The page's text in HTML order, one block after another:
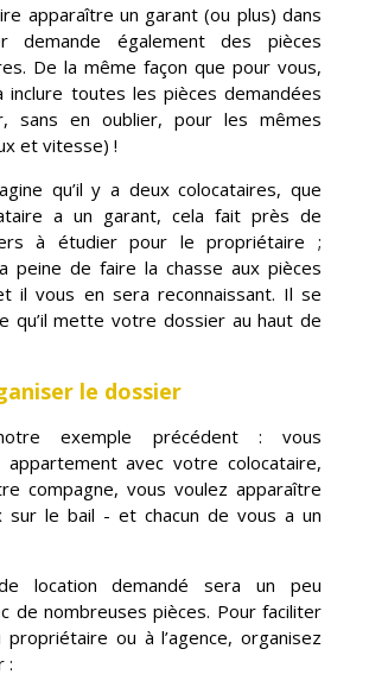
apparaître un garant (ou plus) dans
demande également des pièces
De la même façon que pour vous,
inclure toutes les pièces demandées
sans en oublier, pour les mêmes
et vitesse) !
qu’il y a deux colocataires, que
a un garant, cela fait près de
à étudier pour le propriétaire ;
peine de faire la chasse aux pièces
il vous en sera reconnaissant. Il se
qu’il mette votre dossier au haut de
le dossier
exemple précédent : vous
appartement avec votre colocataire,
compagne, vous voulez apparaître
sur le bail - et chacun de vous a un
location demandé sera un peu
de nombreuses pièces. Pour faciliter
ou à l’agence, organisez
: